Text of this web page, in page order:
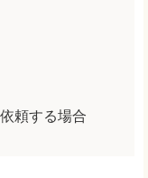
頼する場合